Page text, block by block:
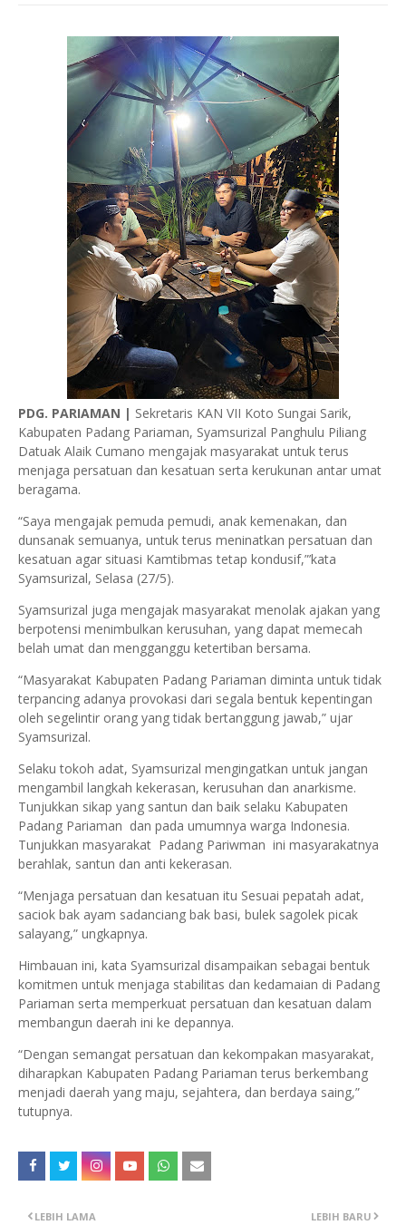
PDG. PARIAMAN | Sekretaris KAN VII Koto Sungai Sarik,
Kabupaten Padang Pariaman, Syamsurizal Panghulu Piliang
Datuak Alaik Cumano mengajak masyarakat untuk terus
menjaga persatuan dan kesatuan serta kerukunan antar umat
beragama.
“Saya mengajak pemuda pemudi, anak kemenakan, dan
dunsanak semuanya, untuk terus meninatkan persatuan dan
kesatuan agar situasi Kamtibmas tetap kondusif,”’kata
Syamsurizal, Selasa (27/5).
Syamsurizal juga mengajak masyarakat menolak ajakan yang
berpotensi menimbulkan kerusuhan, yang dapat memecah
belah umat dan mengganggu ketertiban bersama.
“Masyarakat Kabupaten Padang Pariaman diminta untuk tidak
terpancing adanya provokasi dari segala bentuk kepentingan
oleh segelintir orang yang tidak bertanggung jawab,” ujar
Syamsurizal.
Selaku tokoh adat, Syamsurizal mengingatkan untuk jangan
mengambil langkah kekerasan, kerusuhan dan anarkisme.
Tunjukkan sikap yang santun dan baik selaku Kabupaten
Padang Pariaman dan pada umumnya warga Indonesia.
Tunjukkan masyarakat Padang Pariwman ini masyarakatnya
berahlak, santun dan anti kekerasan.
“Menjaga persatuan dan kesatuan itu Sesuai pepatah adat,
saciok bak ayam sadanciang bak basi, bulek sagolek picak
salayang,” ungkapnya.
Himbauan ini, kata Syamsurizal disampaikan sebagai bentuk
komitmen untuk menjaga stabilitas dan kedamaian di Padang
Pariaman serta memperkuat persatuan dan kesatuan dalam
membangun daerah ini ke depannya.
“Dengan semangat persatuan dan kekompakan masyarakat,
diharapkan Kabupaten Padang Pariaman terus berkembang
menjadi daerah yang maju, sejahtera, dan berdaya saing,”
tutupnya.
LEBIH BARU
LEBIH LAMA